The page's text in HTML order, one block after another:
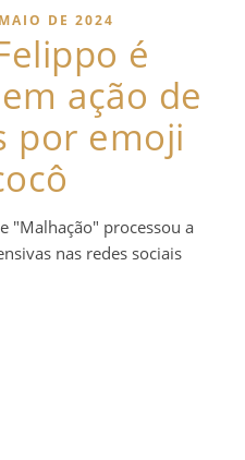
DE 2024
é
ação de
por emoji
"Malhação" processou a
nas redes sociais